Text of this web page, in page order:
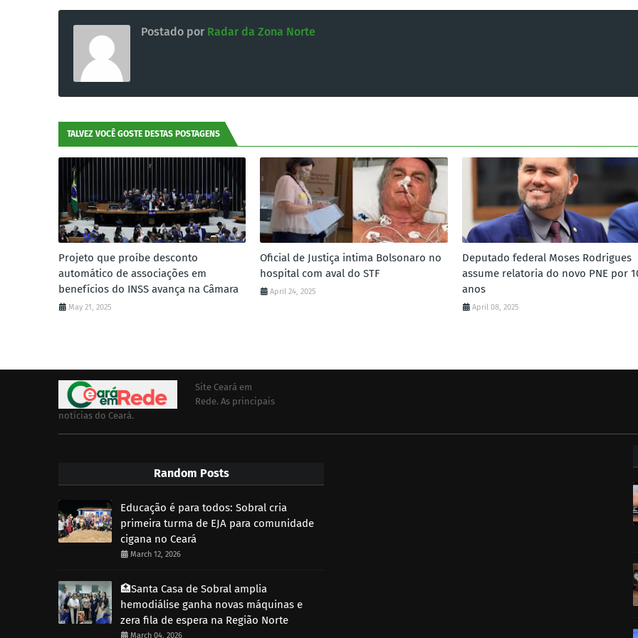
Postado por Radar da Zona Norte
TALVEZ VOCÊ GOSTE DESTAS POSTAGENS
Projeto que proíbe desconto
automático de associações em
benefícios do INSS avança na Câmara
May 21, 2025
Oficial de Justiça intima Bolsonaro no
hospital com aval do STF
April 24, 2025
Deputado federal Moses Rodrigues
assume relatoria do novo PNE por
anos
April 08, 2025
Site Ceará em
Rede. As principais
notícias do Ceará.
Random Posts
Educação é para todos: Sobral cria
primeira turma de EJA para comunidade
cigana no Ceará
March 12, 2026
🏥Santa Casa de Sobral amplia
hemodiálise ganha novas máquinas e
zera fila de espera na Região Norte
March 04, 2026